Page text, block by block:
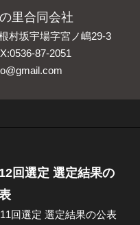
里合同会社
村坂宇場字宮ノ嶋29-3
87-2051
回選定 選定結果の
回選定 選定結果の公表